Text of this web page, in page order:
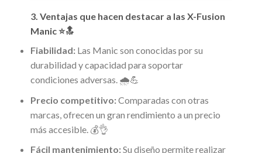
3. Ventajas que hacen destacar a las X-Fusion
Manic ⭐🔝
Fiabilidad:Las Manic son conocidas por su
durabilidad y capacidad para soportar
condiciones adversas. 🌧️💪
Precio competitivo:Comparadas con otras
marcas, ofrecen un gran rendimiento a un precio
más accesible. 💰👌
Fácil mantenimiento:Su diseño permite realizar